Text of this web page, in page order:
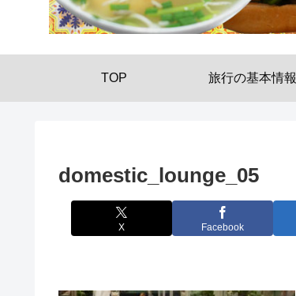
TOP 旅行の基本情報
domestic_lounge_05
X Facebook